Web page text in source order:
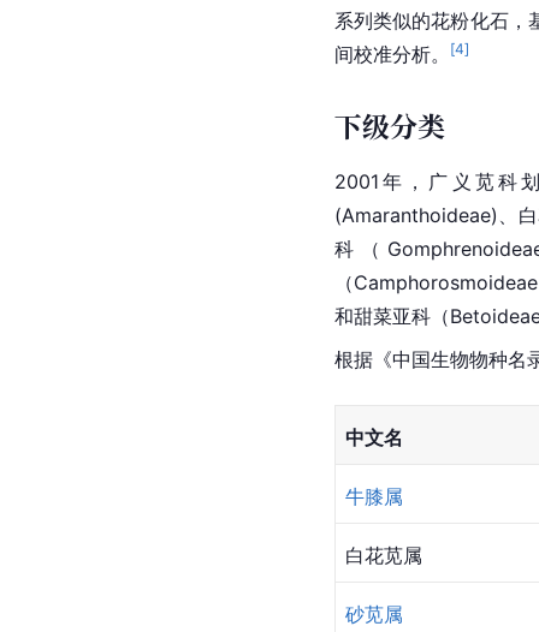
系列类似的花粉化石，
间校准分析。
[4]
下级分类
2001年，广义苋科
(Amaranthoideae)、
科（
（
和甜菜亚科（
根据《中国生物物种名
中文名
牛膝属
白花苋属
砂苋属